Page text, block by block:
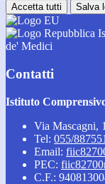
Accetta tutti Salva
de' Medici
Contatti
Istituto
Via
Tel: 055/887551
Email:
PEC:
C.F.: